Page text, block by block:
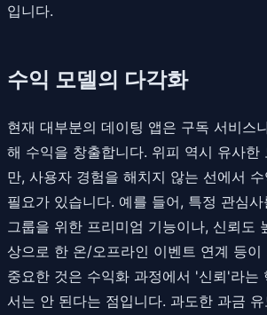
입니다.
수익 모델의 다각화
현재 대부분의 데이팅 앱은 구독 서비스
해 수익을 창출합니다. 위피 역시 유사한
만, 사용자 경험을 해치지 않는 선에서
필요가 있습니다. 예를 들어, 특정 관심
그룹을 위한 프리미엄 기능이나, 신뢰도
상으로 한 온/오프라인 이벤트 연계 등이
중요한 것은 수익화 과정에서 '신뢰'라는
서는 안 된다는 점입니다. 과도한 과금